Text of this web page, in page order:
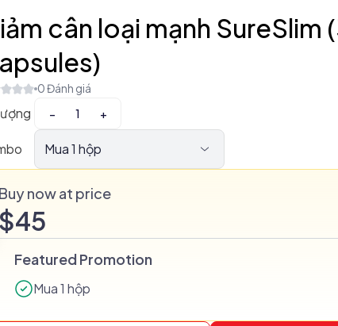
cân loại mạnh SureSlim
0 Đánh giá
− +
Mua 1 hộp
Buy now at price
$45
Featured Promotion
Mua 1 hộp